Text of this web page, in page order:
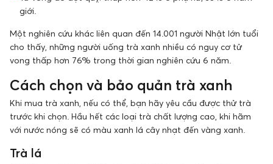
giới.
Một nghiên cứu khác liên quan đến 14.001 người Nhật lớn tuổi
cho thấy, những người uống trà xanh nhiều có nguy cơ tử
vong thấp hơn 76% trong thời gian nghiên cứu 6 năm.
Cách chọn và bảo quản trà xanh
Khi mua trà xanh, nếu có thể, bạn hãy yêu cầu được thử trà
trước khi chọn. Hầu hết các loại trà chất lượng cao, khi hãm
với nước nóng sẽ có màu xanh lá cây nhạt đến vàng xanh.
Trà lá